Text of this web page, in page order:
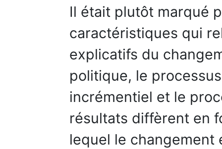
Il était plutôt marqué
caractéristiques qui
explicatifs du
politique, le
incrémentiel et le
résultats diffèrent en
lequel le changement